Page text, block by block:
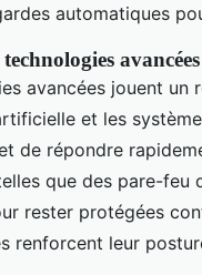
automatiques
avancées jouent un
et les
de répondre
que des pare-feu
rester protégées
renforcent leur